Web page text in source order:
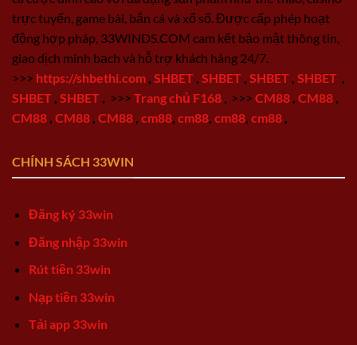
trực tuyến, game bài, bắn cá và xổ số. Được cấp phép hoạt
động hợp pháp, 33WINDS.COM cam kết bảo mật thông tin,
giao dịch minh bạch và hỗ trợ khách hàng 24/7.
>>> https://shbethi.com SHBET SHBET SHBET SHBET
SHBET SHBET >>> Trang chủ F168 >>> CM88 CM88
CM88 CM88 CM88 cm88 cm88 cm88 cm88
CHÍNH SÁCH 33WIN
Đăng ký 33win
Đăng nhập 33win
Rút tiền 33win
Nạp tiền 33win
Tải app 33win